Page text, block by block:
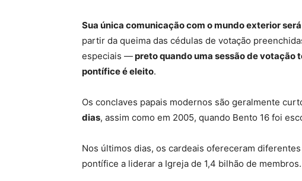
Sua única comunicação com o mundo exterior
partir da queima das cédulas de votação
especiais —preto quando uma sessão de votação
pontífice é eleito.
Os conclaves papais modernos são geralmente
dias, assim como em 2005, quando Bento 16 foi
Nos últimos dias, os cardeais ofereceram
pontífice a liderar a Igreja de 1,4 bilhão de membros.